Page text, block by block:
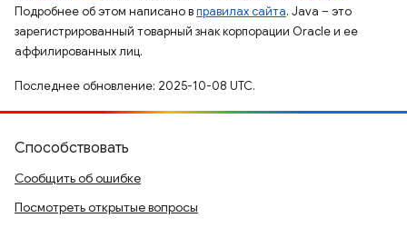
Подробнее об этом написано вправилах сайта. Java – это
зарегистрированный товарный знак корпорации Oracle и ее
аффилированных лиц.
Последнее обновление: 2025-10-08 UTC.
Способствовать
Сообщить об ошибке
Посмотреть открытые вопросы